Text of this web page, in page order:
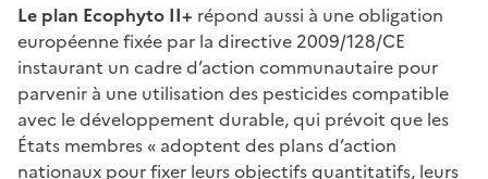
Le plan Ecophyto II+ répond aussi à une obligation
européenne fixée par la directive 2009/128/CE
instaurant un cadre d’action communautaire pour
parvenir à une utilisation des pesticides compatible
avec le développement durable, qui prévoit que les
États membres « adoptent des plans d’action
nationaux pour fixer leurs objectifs quantitatifs, leurs